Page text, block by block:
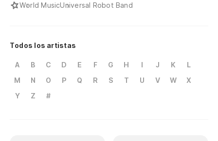
World MusicUniversal Robot Band
Todos los artistas
A B C D E F G H I J K
L
M
N O P Q R S T U V W
X
Y
Z #